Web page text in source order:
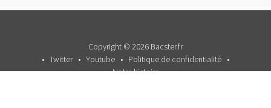
Copyright © 2026 Bacster.fr
Twitter
Youtube
Politique de confidentialité
Notre histoire